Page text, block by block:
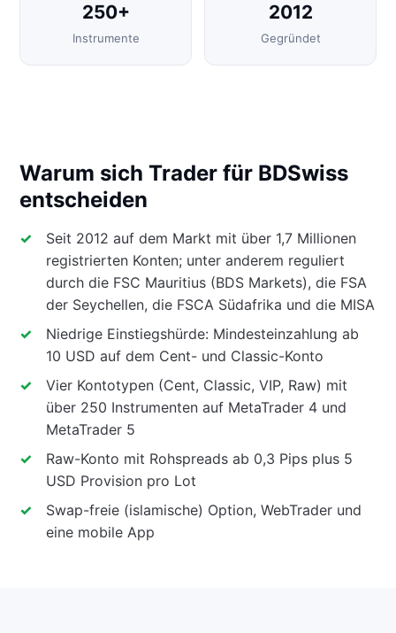
250+
Instrumente
2012
Gegründet
Warum sich Trader für BDSwiss
entscheiden
Seit 2012 auf dem Markt mit über 1,7 Millionen
registrierten Konten; unter anderem reguliert
durch die FSC Mauritius (BDS Markets), die FSA
der Seychellen, die FSCA Südafrika und die MISA
Niedrige Einstiegshürde: Mindesteinzahlung ab
10 USD auf dem Cent- und Classic-Konto
Vier Kontotypen (Cent, Classic, VIP, Raw) mit
über 250 Instrumenten auf MetaTrader 4 und
MetaTrader 5
Raw-Konto mit Rohspreads ab 0,3 Pips plus 5
USD Provision pro Lot
Swap-freie (islamische) Option, WebTrader und
eine mobile App